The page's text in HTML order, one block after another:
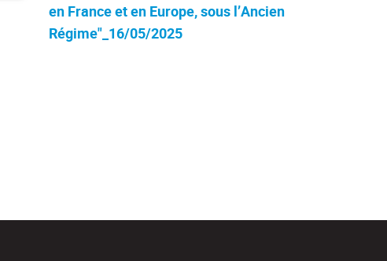
en France et en Europe, sous l’Ancien
Régime"_16/05/2025